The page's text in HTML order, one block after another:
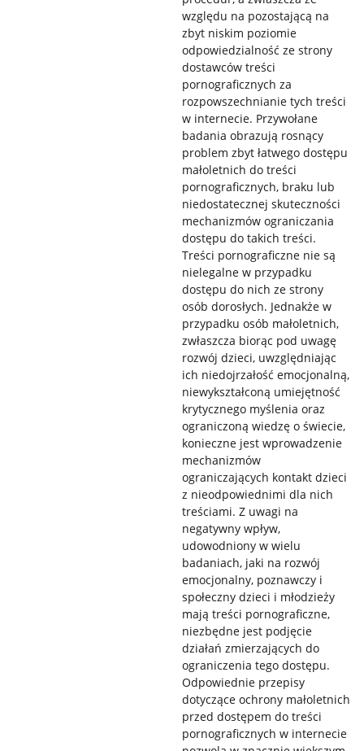
względu na pozostającą na
zbyt niskim poziomie
odpowiedzialność ze strony
dostawców treści
pornograficznych za
rozpowszechnianie tych treści
w internecie. Przywołane
badania obrazują rosnący
problem zbyt łatwego dostępu
małoletnich do treści
pornograficznych, braku lub
niedostatecznej skuteczności
mechanizmów ograniczania
dostępu do takich treści.
Treści pornograficzne nie są
nielegalne w przypadku
dostępu do nich ze strony
osób dorosłych. Jednakże w
przypadku osób małoletnich,
zwłaszcza biorąc pod uwagę
rozwój dzieci, uwzględniając
ich niedojrzałość emocjonalną,
niewykształconą umiejętność
krytycznego myślenia oraz
ograniczoną wiedzę o świecie,
konieczne jest wprowadzenie
mechanizmów
ograniczających kontakt dzieci
z nieodpowiednimi dla nich
treściami. Z uwagi na
negatywny wpływ,
udowodniony w wielu
badaniach, jaki na rozwój
emocjonalny, poznawczy i
społeczny dzieci i młodzieży
mają treści pornograficzne,
niezbędne jest podjęcie
działań zmierzających do
ograniczenia tego dostępu.
Odpowiednie przepisy
dotyczące ochrony małoletnich
przed dostępem do treści
pornograficznych w internecie